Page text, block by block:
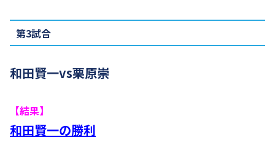
第3試合
和田賢一vs栗原崇
【結果】
和田賢一の勝利